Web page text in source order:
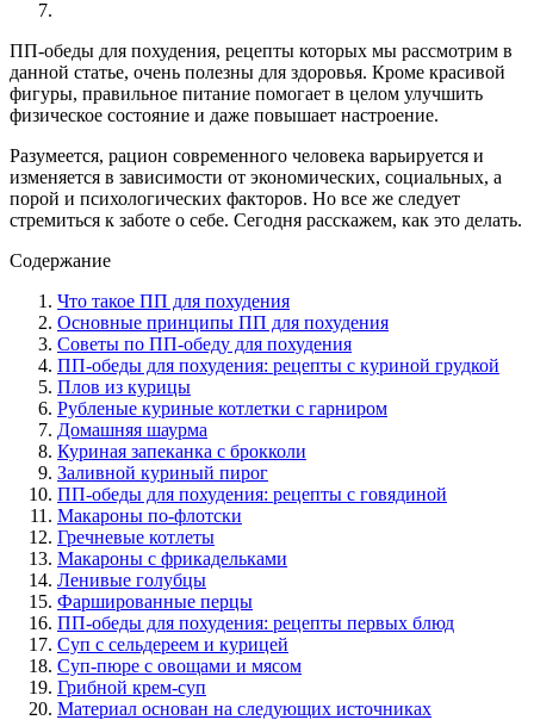
ПП-обеды для похудения, рецепты которых мы рассмотрим в
данной статье, очень полезны для здоровья. Кроме красивой
фигуры, правильное питание помогает в целом улучшить
физическое состояние и даже повышает настроение.
Разумеется, рацион современного человека варьируется и
изменяется в зависимости от экономических, социальных, а
порой и психологических факторов. Но все же следует
стремиться к заботе о себе. Сегодня расскажем, как это делать.
Содержание
Что такое ПП для похудения
Основные принципы ПП для похудения
Советы по ПП-обеду для похудения
ПП-обеды для похудения: рецепты с куриной грудкой
Плов из курицы
Рубленые куриные котлетки с гарниром
Домашняя шаурма
Куриная запеканка с брокколи
Заливной куриный пирог
ПП-обеды для похудения: рецепты с говядиной
Макароны по-флотски
Гречневые котлеты
Макароны с фрикадельками
Ленивые голубцы
Фаршированные перцы
ПП-обеды для похудения: рецепты первых блюд
Суп с сельдереем и курицей
Суп-пюре с овощами и мясом
Грибной крем-суп
Материал основан на следующих источниках